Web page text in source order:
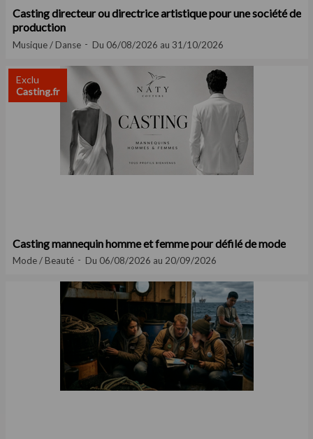
Casting directeur ou directrice artistique pour une société de
production
Musique / Danse Du 06/08/2026 au 31/10/2026
Exclu
Casting.fr
Casting mannequin homme et femme pour défilé de mode
Mode / Beauté Du 06/08/2026 au 20/09/2026